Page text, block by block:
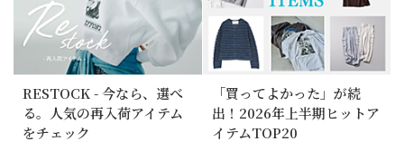
RESTOCK - 今なら、選べ
る。人気の再入荷アイテム
をチェック
「買ってよかった」が続
出！2026年上半期ヒットア
イテムTOP20